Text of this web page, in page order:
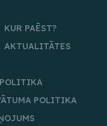
KUR PAĒST?
AKTUALITĀTES
POLITIKA